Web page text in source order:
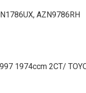
AZN9786RH
1974ccm 2CT/